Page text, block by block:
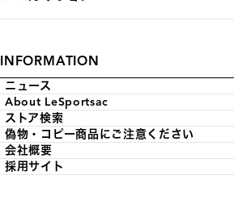
INFORMATION
ニュース
About LeSportsac
ストア検索
偽物・コピー商品にご注意ください
会社概要
採用サイト